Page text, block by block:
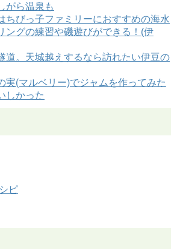
がら温泉も
ちびっ子ファミリーにおすすめの海水
ングの練習や磯遊びができる！(伊
道。天城越えするなら訪れたい伊豆の
実(マルベリー)でジャムを作ってみた
しかった
ピ